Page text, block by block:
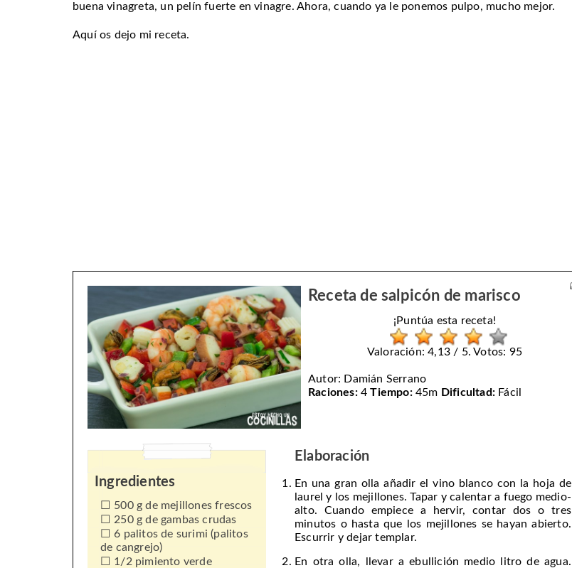
buena vinagreta, un pelín fuerte en vinagre. Ahora, cuando ya le ponemos pulpo, mucho mejor.
Aquí os dejo mi receta.
Receta de salpicón de marisco
¡Puntúa esta receta!
Valoración: 4,13 / 5. Votos: 95
Autor: Damián Serrano
Raciones: 4 Tiempo: 45m Dificultad: Fácil
Ingredientes
500 g de mejillones frescos
250 g de gambas crudas
6 palitos de surimi (palitos
de cangrejo)
1/2 pimiento verde
Elaboración
En una gran olla añadir el vino blanco con la hoja de
laurel y los mejillones. Tapar y calentar a fuego medio-
alto. Cuando empiece a hervir, contar dos o tres
minutos o hasta que los mejillones se hayan abierto.
Escurrir y dejar templar.
En otra olla, llevar a ebullición medio litro de agua.